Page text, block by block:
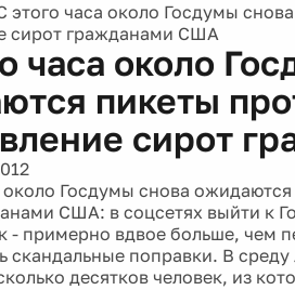
этого часа около Госдумы
сирот гражданами США
часа около
пикеты
сирот
около Госдумы снова
США: в соцсетях выйти к
- примерно вдвое больше, чем
скандальные поправки. В
десятков человек, из